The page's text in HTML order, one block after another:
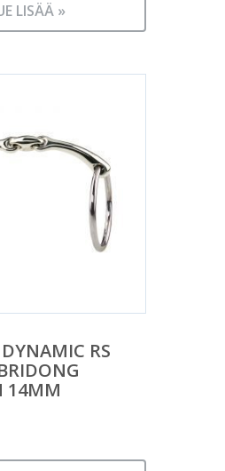
LISÄÄ »
RS
14MM